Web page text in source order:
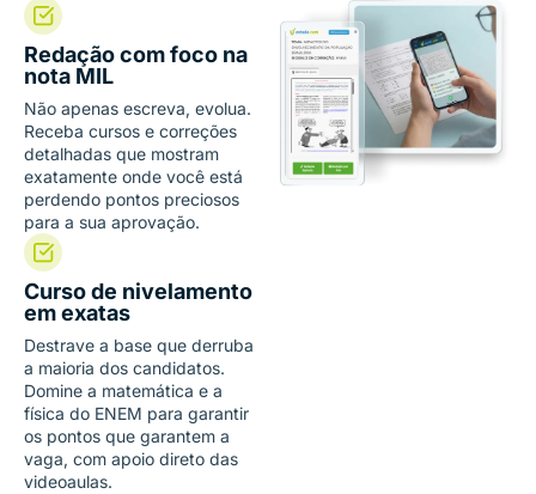
Redação com foco na
nota MIL
Não apenas escreva, evolua.
Receba cursos e correções
detalhadas que mostram
exatamente onde você está
perdendo pontos preciosos
para a sua aprovação.
Curso de nivelamento
em exatas
Destrave a base que derruba
a maioria dos candidatos.
Domine a matemática e a
física do ENEM para garantir
os pontos que garantem a
vaga, com apoio direto das
videoaulas.